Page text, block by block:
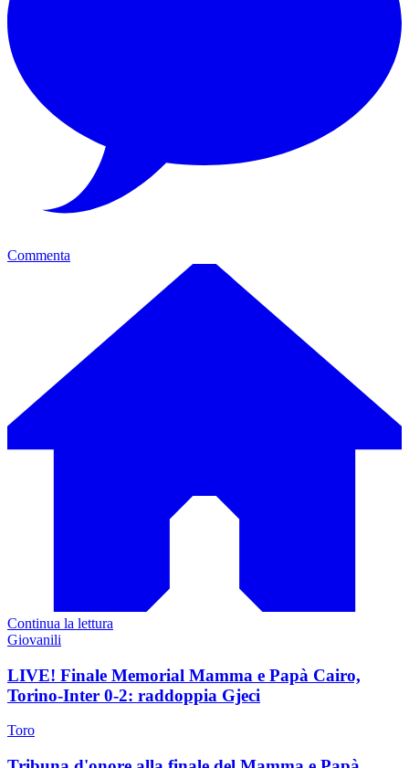
Commenta
Continua la lettura
Giovanili
LIVE! Finale Memorial Mamma e Papà Cairo,
Torino-Inter 0-2: raddoppia Gjeci
Toro